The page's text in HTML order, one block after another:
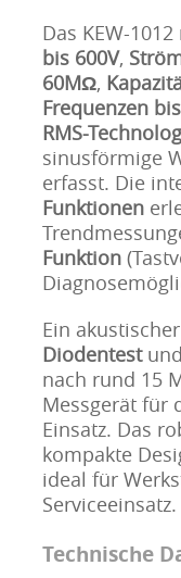
Das KEW-
bis 600V,
60MΩ,
Frequenzen
RMS-
sinusförmige
erfasst. Die
Funktionen
Funktion
Ein akustischer
Diodentestund
nach rund 15
Messgerät für
Einsatz. Das
kompakte
ideal für
Serviceeinsatz.
Technische